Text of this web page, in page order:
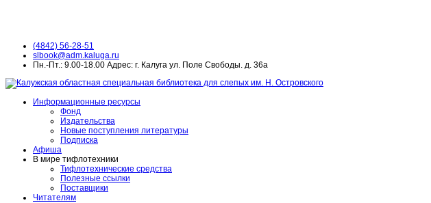
(4842) 56-28-51
slbook@adm.kaluga.ru
Пн.-Пт.: 9.00-18.00 Адрес: г. Калуга ул. Поле Свободы. д. 36а
Информационные ресурсы
Фонд
Издательства
Новые поступления литературы
Подписка
Афиша
В мире тифлотехники
Тифлотехнические средства
Полезные ссылки
Поставщики
Читателям